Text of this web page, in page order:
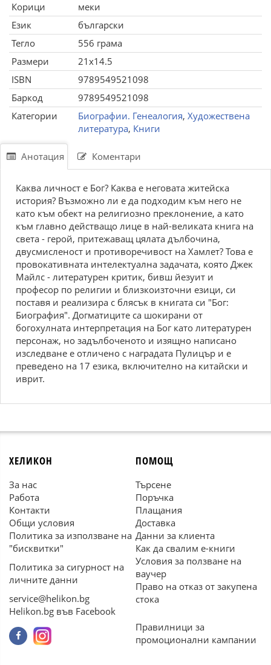
Корици
меки
Език
български
Тегло
556 грама
Размери
21x14.5
ISBN
9789549521098
Баркод
9789549521098
Категории
Биографии. Генеалогия, Художествена
литература, Книги
Анотация Коментари
Каква личност е Бог? Каква е неговата житейска
история? Възможно ли е да подходим към него не
като към обект на религиозно преклонение, а като
към главно действащо лице в най-великата книга на
света - герой, притежаващ цялата дълбочина,
двусмисленост и противоречивост на Хамлет? Това е
провокативната интелектуална задачата, която Джек
Майлс - литературен критик, бивш йезуит и
професор по религии и близкоизточни езици, си
поставя и реализира с блясък в книгата си "Бог:
Биография". Догматиците са шокирани от
богохулната интерпретация на Бог като литературен
персонаж, но задълбоченото и изящно написано
изследване е отличено с наградата Пулицър и е
преведено на 17 езика, включително на китайски и
иврит.
ХЕЛИКОН
За нас
Работа
Контакти
Общи условия
Политика за използване на
"бисквитки"
Политика за сигурност на
личните данни
service@helikon.bg
Helikon.bg във Facebook
ПОМОЩ
Търсене
Поръчка
Плащания
Доставка
Данни за клиента
Как да свалим е-книги
Условия за ползване на
ваучер
Право на отказ от закупена
стока
Правилници за
промоционални кампании